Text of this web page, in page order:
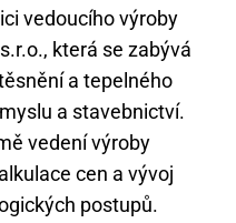
vedoucího výroby
která se zabývá
a tepelného
a stavebnictví.
vedení výroby
cen a vývoj
postupů.